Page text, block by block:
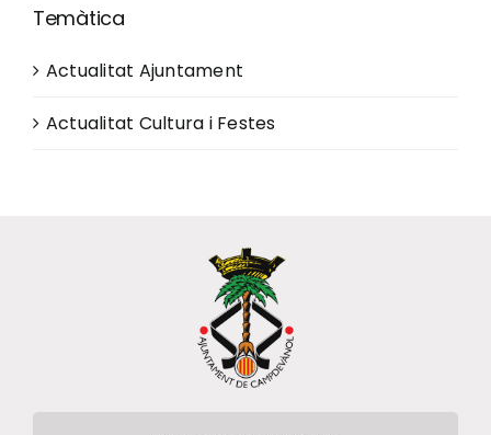
Temàtica
Actualitat Ajuntament
Actualitat Cultura i Festes